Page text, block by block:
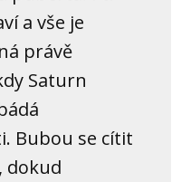
a vše je
právě
Saturn
Bubou se cítit
dokud